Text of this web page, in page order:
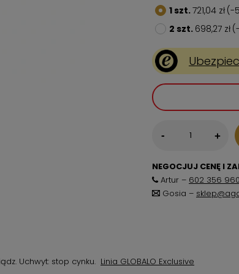
1 szt.721,04 zł (-5
2 szt. 698,27 zł (-
- +
NEGOCJUJ CENĘ I
Artur – 602 356 960
Gosia –
Uchwyt: stop cynku. Linia GLOBALO Exclusive